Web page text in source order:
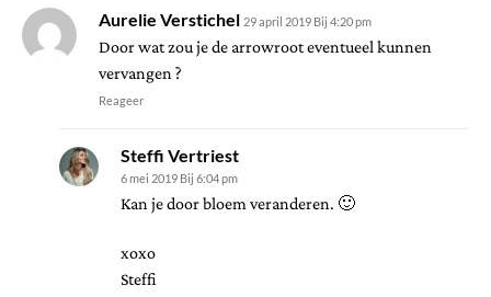
Aurelie Verstichel 29 april 2019 Bij 4:20 pm
Door wat zou je de arrowroot eventueel kunnen
vervangen ?
Reageer
Steffi Vertriest
6 mei 2019 Bij 6:04 pm
Kan je door bloem veranderen. 🙂
xoxo
Steffi